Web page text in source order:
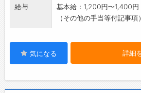
給与
基本給：1,200円〜1,400円
（その他の手当等付記事項
気になる 詳細